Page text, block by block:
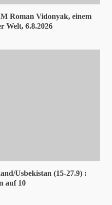
Roman Vidonyak, einem
Welt, 6.8.2026
Usbekistan (15-27.9) :
auf 10